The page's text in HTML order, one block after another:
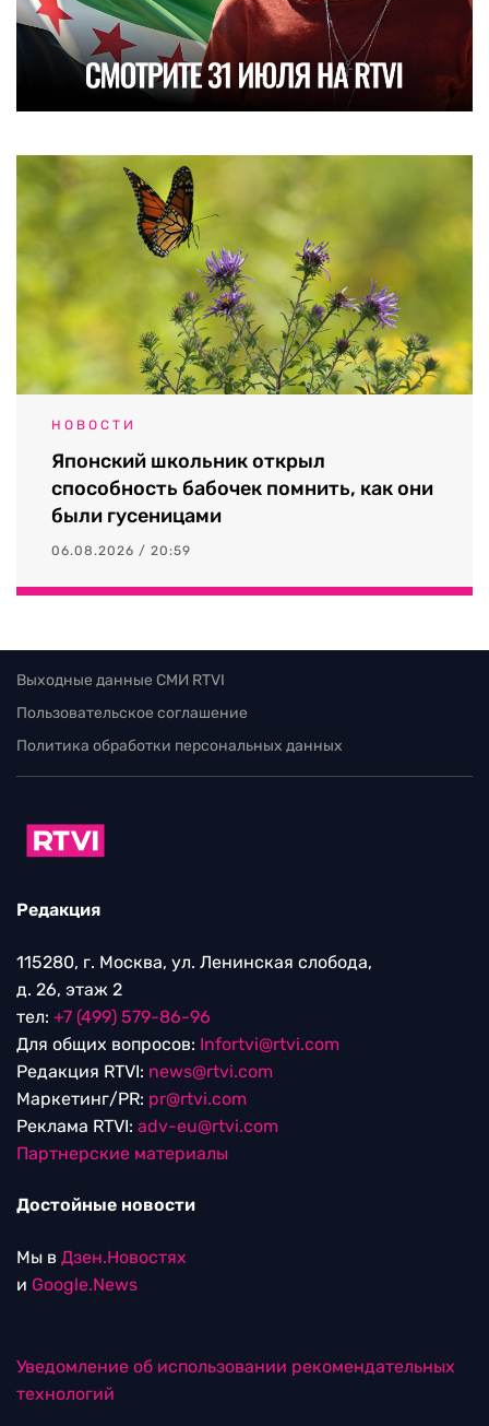
НОВОСТИ
Японский школьник открыл
способность бабочек помнить, как они
были гусеницами
06.08.2026 / 20:59
Выходные данные СМИ RTVI
Пользовательское соглашение
Политика обработки персональных данных
Редакция
115280, г. Москва, ул. Ленинская слобода,
д. 26, этаж 2
тел: +7 (499) 579-86-96
Для общих вопросов: Infortvi@rtvi.com
Редакция RTVI: news@rtvi.com
Маркетинг/PR: pr@rtvi.com
Реклама RTVI: adv-eu@rtvi.com
Партнерские материалы
Достойные новости
Мы в Дзен.Новостях
и Google.News
Уведомление об использовании рекомендательных
технологий